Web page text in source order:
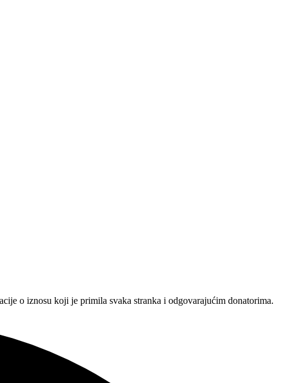
o iznosu koji je primila svaka stranka i odgovarajućim donatorima.